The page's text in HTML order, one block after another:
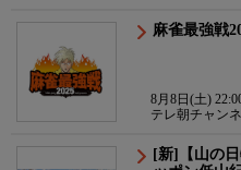
麻雀最強戦
8月8日(土)
テレ朝チャン
[新]【山の